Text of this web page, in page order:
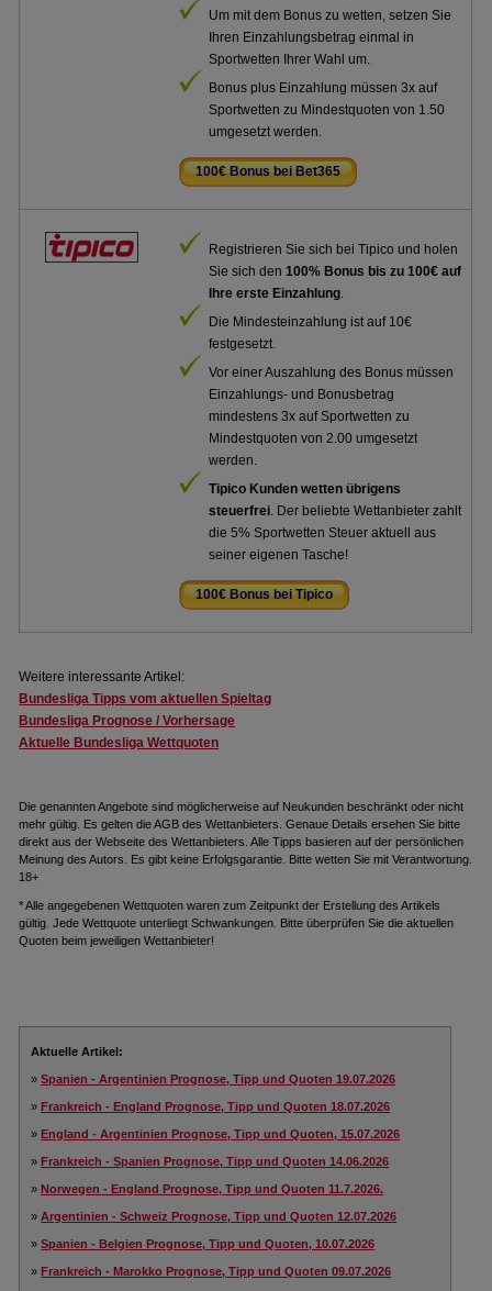
Um mit dem Bonus zu wetten, setzen Sie
Ihren Einzahlungsbetrag einmal in
Sportwetten Ihrer Wahl um.
Bonus plus Einzahlung müssen 3x auf
Sportwetten zu Mindestquoten von 1.50
umgesetzt werden.
100€ Bonus bei Bet365
Registrieren Sie sich bei Tipico und holen
Sie sich den100% Bonus bis zu 100€ auf
Ihre erste Einzahlung.
Die Mindesteinzahlung ist auf 10€
festgesetzt.
Vor einer Auszahlung des Bonus müssen
Einzahlungs- und Bonusbetrag
mindestens 3x auf Sportwetten zu
Mindestquoten von 2.00 umgesetzt
werden.
Tipico Kunden wetten übrigens
steuerfrei. Der beliebte Wettanbieter zahlt
die 5% Sportwetten Steuer aktuell aus
seiner eigenen Tasche!
100€ Bonus bei Tipico
Weitere interessante Artikel:
Bundesliga Tipps vom aktuellen Spieltag
Bundesliga Prognose / Vorhersage
Aktuelle Bundesliga Wettquoten
Die genannten Angebote sind möglicherweise auf Neukunden beschränkt oder nicht
mehr gültig. Es gelten die AGB des Wettanbieters. Genaue Details ersehen Sie bitte
direkt aus der Webseite des Wettanbieters. Alle Tipps basieren auf der persönlichen
Meinung des Autors. Es gibt keine Erfolgsgarantie. Bitte wetten Sie mit Verantwortung.
18+
* Alle angegebenen Wettquoten waren zum Zeitpunkt der Erstellung des Artikels
gültig. Jede Wettquote unterliegt Schwankungen. Bitte überprüfen Sie die aktuellen
Quoten beim jeweiligen Wettanbieter!
Aktuelle Artikel:
»Spanien - Argentinien Prognose, Tipp und Quoten 19.07.2026
»Frankreich - England Prognose, Tipp und Quoten 18.07.2026
»England - Argentinien Prognose, Tipp und Quoten, 15.07.2026
»Frankreich - Spanien Prognose, Tipp und Quoten 14.06.2026
»Norwegen - England Prognose, Tipp und Quoten 11.7.2026.
»Argentinien - Schweiz Prognose, Tipp und Quoten 12.07.2026
»Spanien - Belgien Prognose, Tipp und Quoten, 10.07.2026
»Frankreich - Marokko Prognose, Tipp und Quoten 09.07.2026